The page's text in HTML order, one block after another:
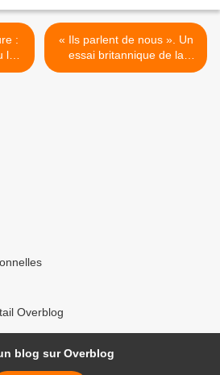
« Ils parlent de nous ». Un
essai britannique de la
Lada Niva 2021. >
Overblog
blog sur Overblog